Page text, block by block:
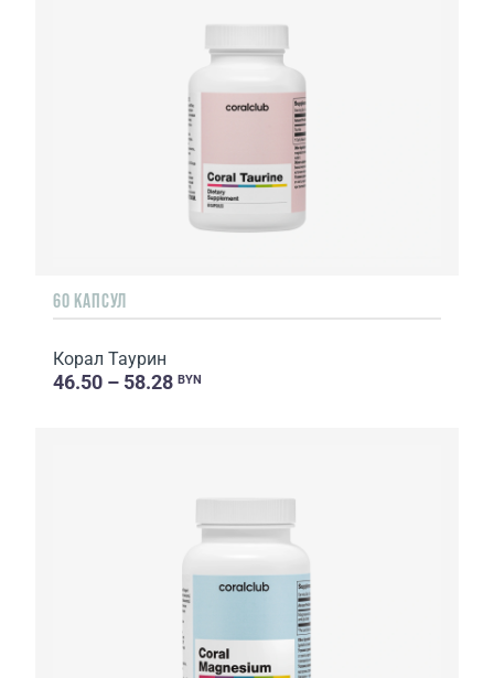
60 КАПСУЛ
Корал Таурин
46.50 – 58.28 BYN